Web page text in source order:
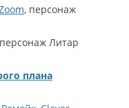
, персонаж
Литар
плана